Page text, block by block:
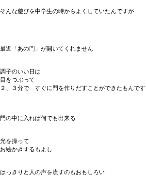
そんな遊びを中学生の時からよくしていたんですが
最近「あの門」が開いてくれません
調子のいい日は
目をつぶって
２、３分で すぐに門を作りだすことができたもんです
門の中に入れば何でも出来る
光を操って
お絵かきするもよし
はっきりと人の声を流すのもおもしろい